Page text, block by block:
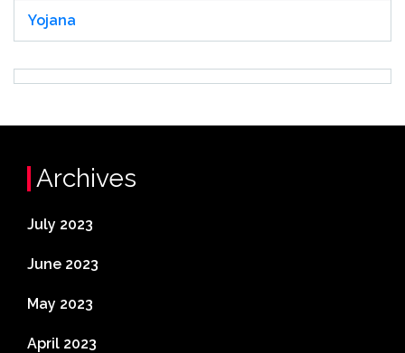
Yojana
Archives
July 2023
June 2023
May 2023
April 2023